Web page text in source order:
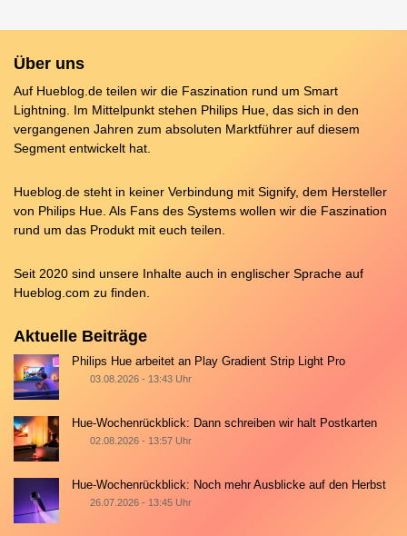
Über uns
Auf Hueblog.de teilen wir die Faszination rund um Smart
Lightning. Im Mittelpunkt stehen Philips Hue, das sich in den
vergangenen Jahren zum absoluten Marktführer auf diesem
Segment entwickelt hat.
Hueblog.de steht in keiner Verbindung mit Signify, dem Hersteller
von Philips Hue. Als Fans des Systems wollen wir die Faszination
rund um das Produkt mit euch teilen.
Seit 2020 sind unsere Inhalte auch in englischer Sprache auf
Hueblog.com zu finden.
Aktuelle Beiträge
Philips Hue arbeitet an Play Gradient Strip Light Pro
03.08.2026 - 13:43 Uhr
Hue-Wochenrückblick: Dann schreiben wir halt Postkarten
02.08.2026 - 13:57 Uhr
Hue-Wochenrückblick: Noch mehr Ausblicke auf den Herbst
26.07.2026 - 13:45 Uhr